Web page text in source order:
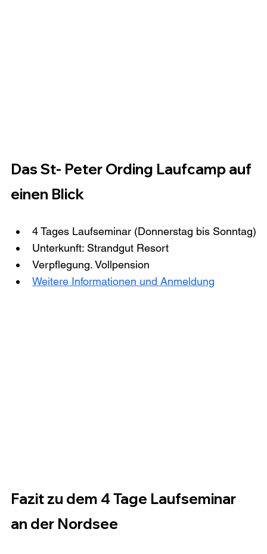
Das St- Peter Ording Laufcamp auf
einen Blick
4 Tages Laufseminar (Donnerstag bis Sonntag)
Unterkunft: Strandgut Resort
Verpflegung. Vollpension
Weitere Informationen und Anmeldung
Fazit zu dem 4 Tage Laufseminar
an der Nordsee